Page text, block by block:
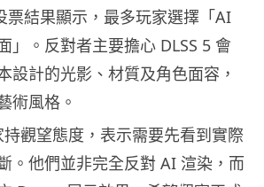
票結果顯示，最多玩家選擇「AI
」。反對者主要擔心 DLSS 5 會
設計的光影、材質及角色面容，
術風格。
觀望態度，表示需要先看到實際
。他們並非完全反對 AI 渲染，而